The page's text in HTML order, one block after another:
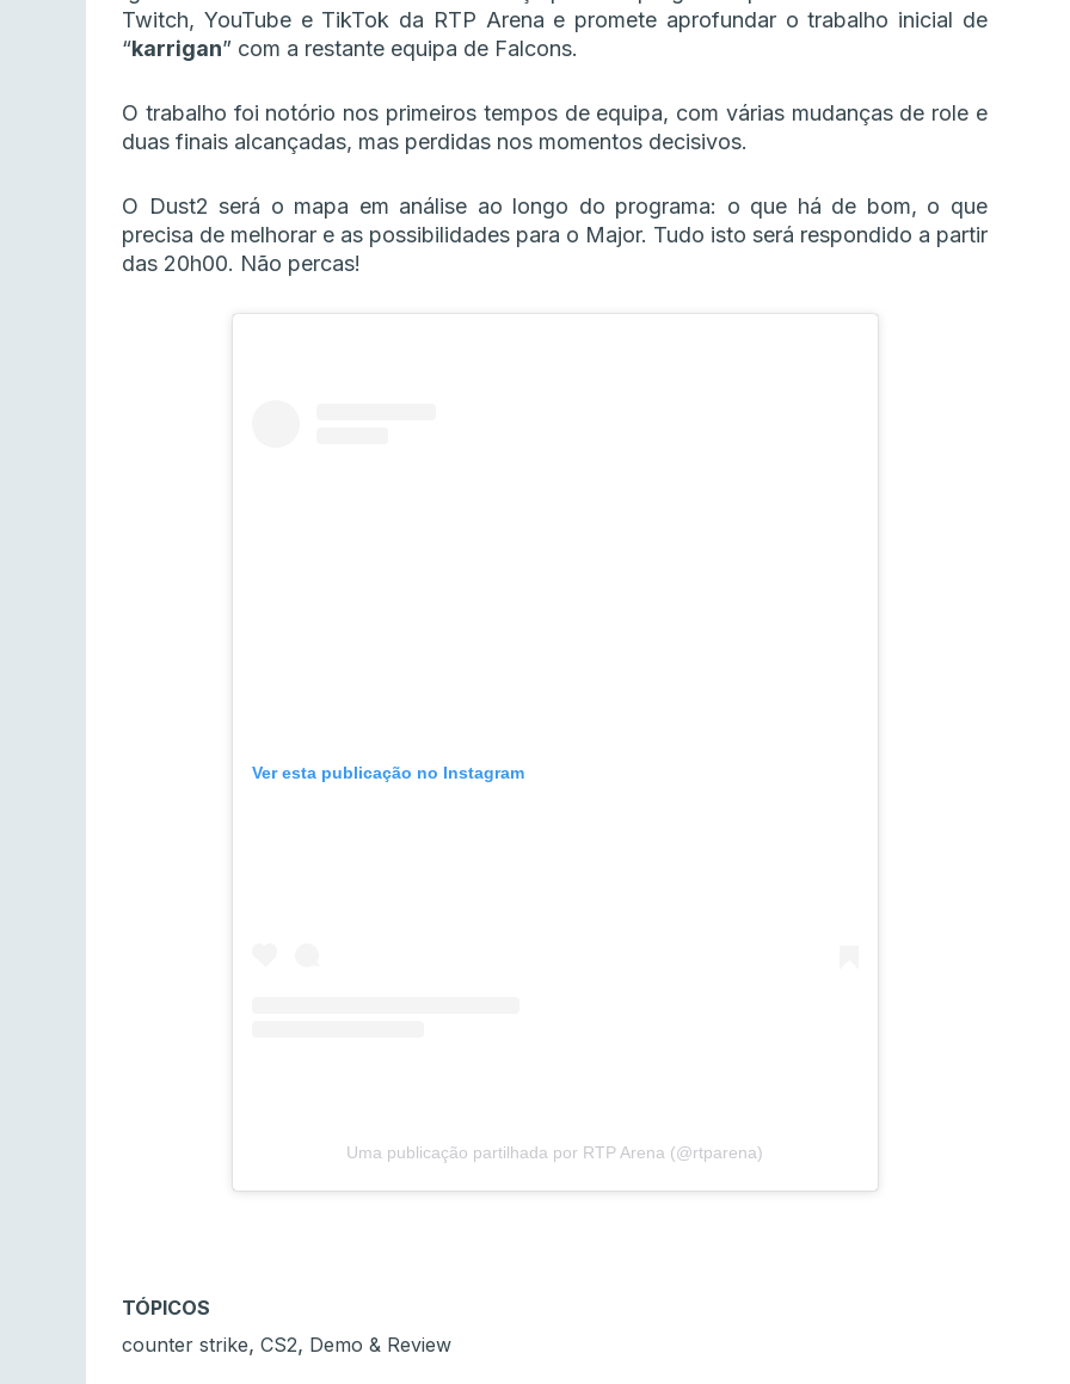
Twitch, YouTube e TikTok da RTP Arena e promete aprofundar o trabalho inicial de
“karrigan” com a restante equipa de Falcons.
O trabalho foi notório nos primeiros tempos de equipa, com várias mudanças de role e
duas finais alcançadas, mas perdidas nos momentos decisivos.
O Dust2 será o mapa em análise ao longo do programa: o que há de bom, o que
precisa de melhorar e as possibilidades para o Major. Tudo isto será respondido a partir
das 20h00. Não percas!
Ver esta publicação no Instagram
Uma publicação partilhada por RTP Arena (@rtparena)
TÓPICOS
counter strike, CS2, Demo & Review